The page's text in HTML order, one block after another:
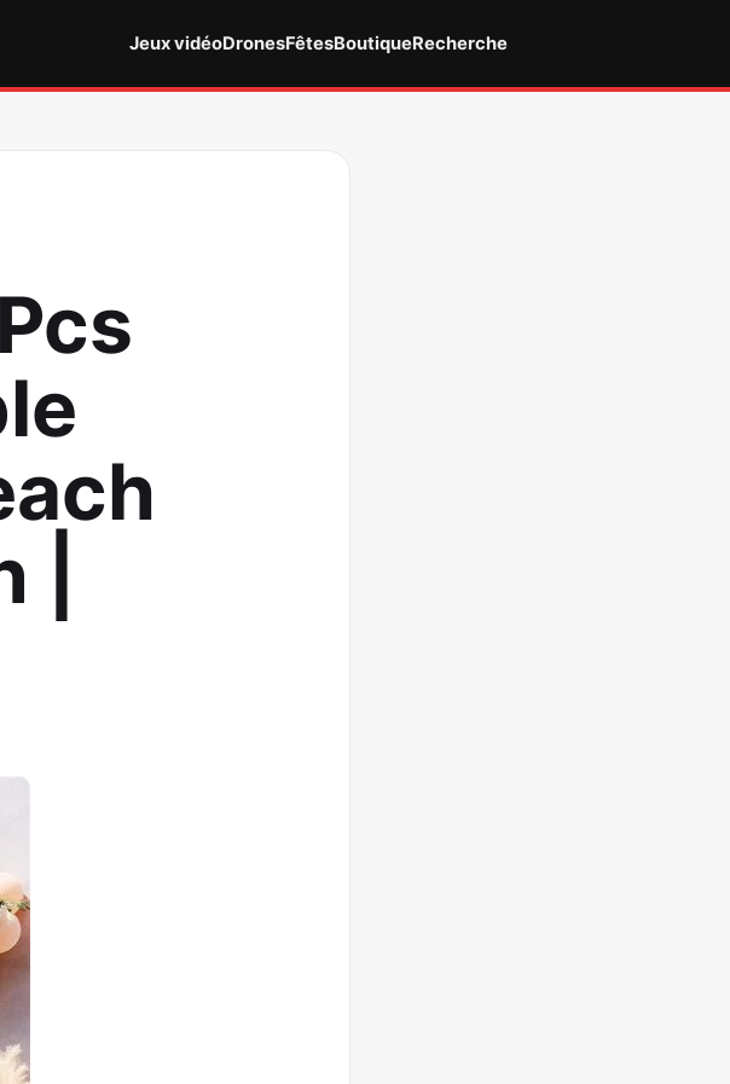
Jeux vidéoDronesFêtesBoutiqueRecherche